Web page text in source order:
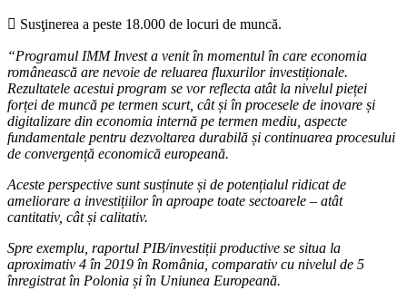
 Susţinerea a peste 18.000 de locuri de muncă.
“Programul IMM Invest a venit în momentul în care economia
românească are nevoie de reluarea fluxurilor investiționale.
Rezultatele acestui program se vor reflecta atât la nivelul pieței
forței de muncă pe termen scurt, cât și în procesele de inovare și
digitalizare din economia internă pe termen mediu, aspecte
fundamentale pentru dezvoltarea durabilă și continuarea procesului
de convergență economică europeană.
Aceste perspective sunt susținute și de potențialul ridicat de
ameliorare a investițiilor în aproape toate sectoarele – atât
cantitativ, cât și calitativ.
Spre exemplu, raportul PIB/investiții productive se situa la
aproximativ 4 în 2019 în România, comparativ cu nivelul de 5
înregistrat în Polonia și în Uniunea Europeană.